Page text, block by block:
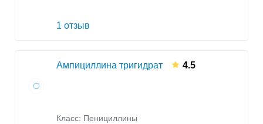
1 отзыв
Ампициллина тригидрат 4.5
Класс: Пенициллины